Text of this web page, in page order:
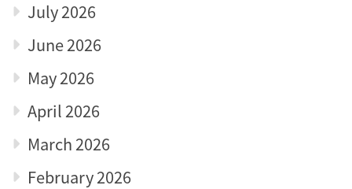
July 2026
June 2026
May 2026
April 2026
March 2026
February 2026